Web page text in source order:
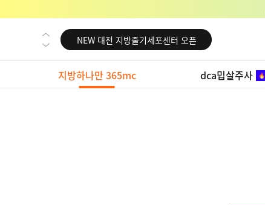
NEW 교대 지방줄기세포센터 오픈
NEW 대전 지방줄기세포센터 오픈
NEW 노원 지방줄기세포센터 오픈
NEW 미국 LA점 오픈
지방하나만 365mc dca밉살주사